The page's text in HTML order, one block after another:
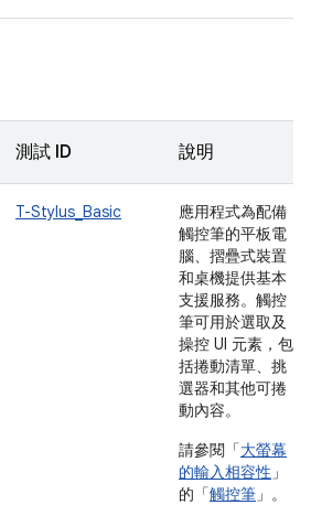
測試 ID 說明
T-Stylus_Basic
應用程式為配備
觸控筆的平板電
腦、摺疊式裝置
和桌機提供基本
支援服務。觸控
筆可用於選取及
操控 UI 元素，包
括捲動清單、挑
選器和其他可捲
動內容。
請參閱「大螢幕
的輸入相容性 」
的「觸控筆 」。